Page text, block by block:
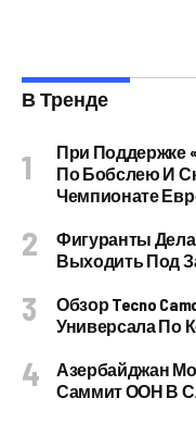
В Тренде
При Поддержке
По Бобслею И
Чемпионате
Фигуранты
Выходить Под
Обзор Tecno
Универсала По
Азербайджан
Саммит ООН В